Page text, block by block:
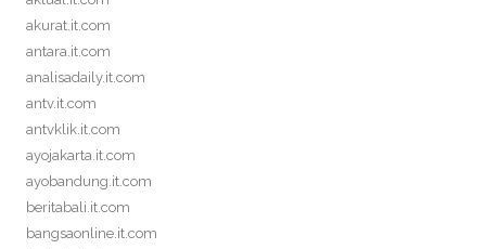
akurat.it.com
antara.it.com
analisadaily.it.com
antv.it.com
antvklik.it.com
ayojakarta.it.com
ayobandung.it.com
beritabali.it.com
bangsaonline.it.com